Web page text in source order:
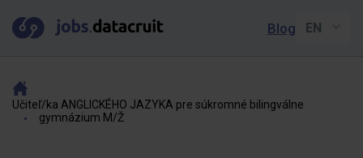
Blog
Učiteľ/ka ANGLICKÉHO JAZYKA pre súkromné bilingválne
gymnázium M/Ž